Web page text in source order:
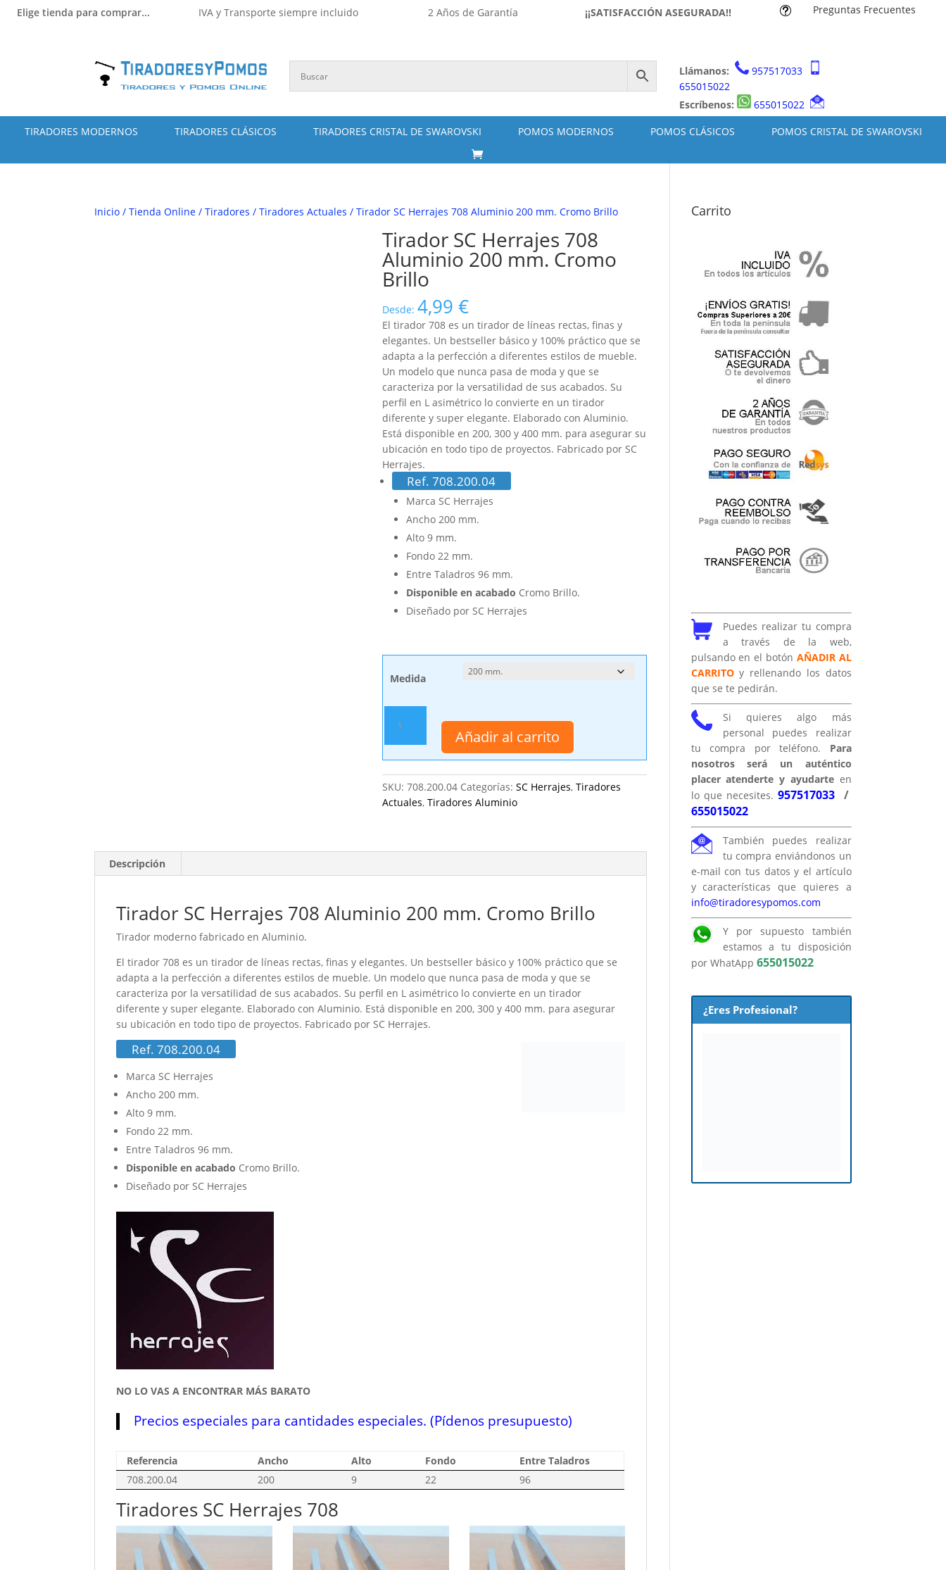
Elige tienda para comprar... IVA y Transporte siempre incluido 2 Años de Garantía ¡¡SATISFACCIÓN ASEGURADA!! t Preguntas Frecuentes
Llámanos:
957517033
655015022
Escríbenos:
655015022
TIRADORES MODERNOS TIRADORES CLÁSICOS TIRADORES CRISTAL DE SWAROVSKI POMOS MODERNOS POMOS CLÁSICOS POMOS CRISTAL DE SWAROVSKI
Inicio /Tienda Online /Tiradores /Tiradores Actuales / Tirador SC Herrajes 708 Aluminio 200 mm. Cromo Brillo
Tirador SC Herrajes 708
Aluminio 200 mm. Cromo
Brillo
Desde: 4,99 €
El tirador 708 es un tirador de líneas rectas, finas y
elegantes. Un bestseller básico y 100% práctico que se
adapta a la perfección a diferentes estilos de mueble.
Un modelo que nunca pasa de moda y que se
caracteriza por la versatilidad de sus acabados. Su
perfil en L asimétrico lo convierte en un tirador
diferente y super elegante. Elaborado con Aluminio.
Está disponible en 200, 300 y 400 mm. para asegurar su
ubicación en todo tipo de proyectos. Fabricado por SC
Herrajes.
Ref. 708.200.04
Marca SC Herrajes
Ancho 200 mm.
Alto 9 mm.
Fondo 22 mm.
Entre Taladros 96 mm.
Disponible en acabado Cromo Brillo.
Diseñado por SC Herrajes
Medida
Herrajes
708
Aluminio
200
mm.
cantidad
Añadir al carrito
SKU: 708.200.04 Categorías: SC Herrajes, Tiradores
Actuales, Tiradores Aluminio
Descripción
Tirador SC Herrajes 708 Aluminio 200 mm. Cromo Brillo
Tirador moderno fabricado en Aluminio.
El tirador 708 es un tirador de líneas rectas, finas y elegantes. Un bestseller básico y 100% práctico que se
adapta a la perfección a diferentes estilos de mueble. Un modelo que nunca pasa de moda y que se
caracteriza por la versatilidad de sus acabados. Su perfil en L asimétrico lo convierte en un tirador
diferente y super elegante. Elaborado con Aluminio. Está disponible en 200, 300 y 400 mm. para asegurar
su ubicación en todo tipo de proyectos. Fabricado por SC Herrajes.
Ref. 708.200.04
Marca SC Herrajes
Ancho 200 mm.
Alto 9 mm.
Fondo 22 mm.
Entre Taladros 96 mm.
Disponible en acabado Cromo Brillo.
Diseñado por SC Herrajes
NO LO VAS A ENCONTRAR MÁS BARATO
Precios especiales para cantidades especiales. (Pídenos presupuesto)
Referencia Ancho Alto Fondo
Entre Taladros
708.200.04
200 9 22 96
Tiradores SC Herrajes 708
Carrito
Puedes realizar tu compra
a través de la web,
pulsando en el botón AÑADIR AL
CARRITOy rellenando los datos
que se te pedirán.
Si quieres algo más
personal puedes realizar
tu compra por teléfono. Para
nosotros será un auténtico
placer atenderte y ayudarteen
lo que necesites.957517033 /
655015022
También puedes realizar
tu compra enviándonos un
e-mail con tus datos y el artículo
y características que quieres a
info@tiradoresypomos.com
Y por supuesto también
estamos a tu disposición
por WhatApp 655015022
¿Eres Profesional?